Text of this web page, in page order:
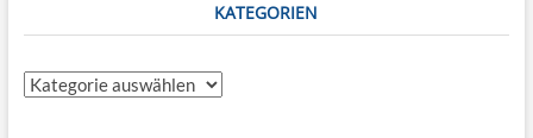
KATEGORIEN
Kategorien